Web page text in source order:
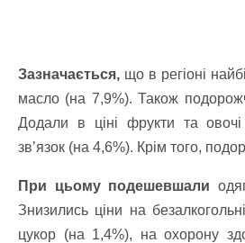
Зазначається, що в регіоні
масло (на 7,9%). Також
Додали в ціні фрукти та
зв’язок (на 4,6%). Крім того,
При цьому подешевшали
Знизились ціни на
цукор (на 1,4%), на охорону